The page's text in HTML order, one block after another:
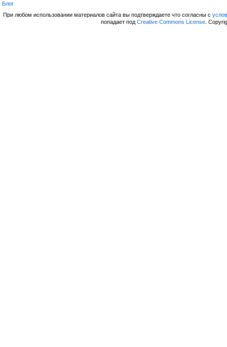
Блог
При любом использовании материалов сайта вы подтверждаете что согласны с
попадает под Creative Commons License.